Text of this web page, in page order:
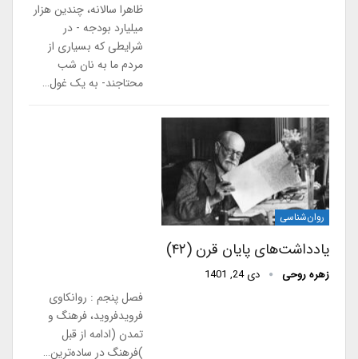
ظاهرا سالانه، چندین هزار
میلیارد بودجه - در
شرایطی که بسیاری از
مردم ما به نان شب
محتاجند- به یک غول…
روان‌شناسی
یادداشت‌های پایان قرن (۴۲)
زهره روحی دی 24, 1401
فصل پنجم : روانکاوی
فرویدفروید، فرهنگ و
تمدن (ادامه از قبل
)فرهنگ در ساده‌ترین…